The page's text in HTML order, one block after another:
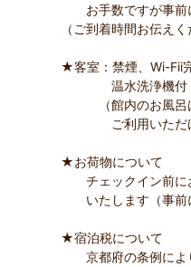
お手数ですが事前
（ご到着時間お伝えく
★客室：禁煙、Wi-Fii
温水洗浄機付ト
（館内のお風呂は
ご利用いただけ
★お荷物について
チェックイン前に
いたします（事前
★宿泊税について
京都府の条例によ